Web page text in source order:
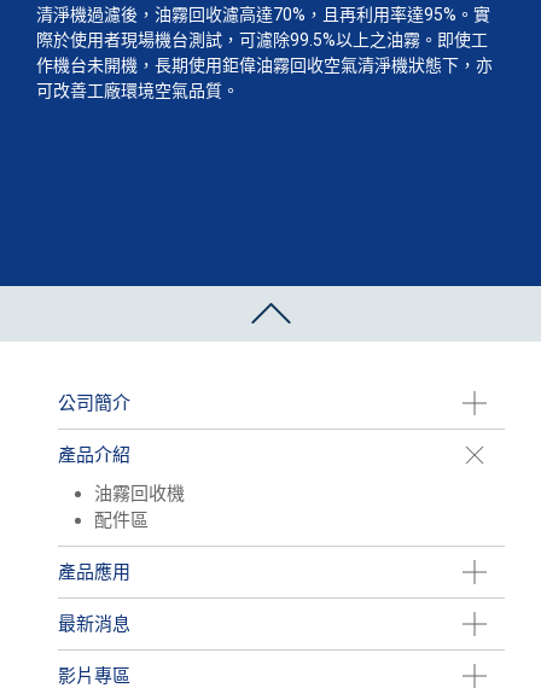
清淨機過濾後，油霧回收濾高達70%，且再利用率達95%。實
際於使用者現場機台測試，可濾除99.5%以上之油霧。即使工
作機台未開機，長期使用鉅偉油霧回收空氣清淨機狀態下，亦
可改善工廠環境空氣品質。
公司簡介
產品介紹
油霧回收機
配件區
產品應用
最新消息
影片專區